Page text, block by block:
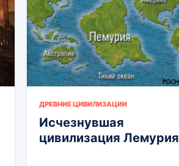
ДРЕВНИЕ ЦИВИЛИЗАЦИИ
Исчезнувшая
цивилизация Лемурия